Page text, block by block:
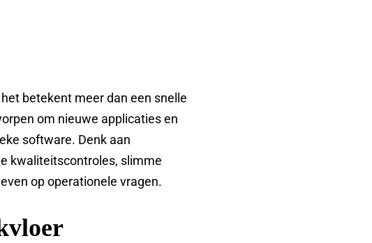
betekent meer dan een snelle
om nieuwe applicaties en
software. Denk aan
kwaliteitscontroles, slimme
op operationele vragen.